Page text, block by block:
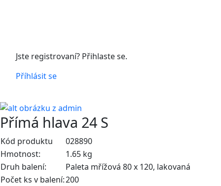
Jste registrovaní? Přihlaste se.
Příhlásit se
Přímá hlava 24 S
Kód produktu
028890
Hmotnost:
1.65 kg
Druh balení:
Paleta mřížová 80 x 120, lakovaná
Počet ks v balení:200